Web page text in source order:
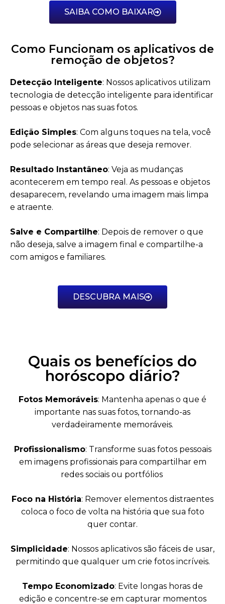
SAIBA COMO BAIXAR
Como Funcionam os aplicativos de
remoção de objetos?
Detecção Inteligente: Nossos aplicativos utilizam
tecnologia de detecção inteligente para identificar
pessoas e objetos nas suas fotos.
Edição Simples: Com alguns toques na tela, você
pode selecionar as áreas que deseja remover.
Resultado Instantâneo: Veja as mudanças
acontecerem em tempo real. As pessoas e objetos
desaparecem, revelando uma imagem mais limpa
e atraente.
Salve e Compartilhe: Depois de remover o que
não deseja, salve a imagem final e compartilhe-a
com amigos e familiares.
DESCUBRA MAIS
Quais os benefícios do
horóscopo diário?
Fotos Memoráveis: Mantenha apenas o que é
importante nas suas fotos, tornando-as
verdadeiramente memoráveis.
Profissionalismo: Transforme suas fotos pessoais
em imagens profissionais para compartilhar em
redes sociais ou portfólios
Foco na História: Remover elementos distraentes
coloca o foco de volta na história que sua foto
quer contar.
Simplicidade: Nossos aplicativos são fáceis de usar,
permitindo que qualquer um crie fotos incríveis.
Tempo Economizado: Evite longas horas de
edição e concentre-se em capturar momentos